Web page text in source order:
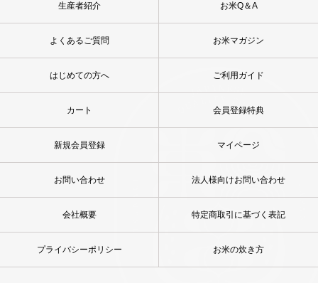
生産者紹介 お米Q＆A
よくあるご質問 お米マガジン
はじめての方へ ご利用ガイド
カート 会員登録特典
新規会員登録 マイページ
お問い合わせ 法人様向けお問い合わせ
会社概要 特定商取引に基づく表記
プライバシーポリシー お米の炊き方